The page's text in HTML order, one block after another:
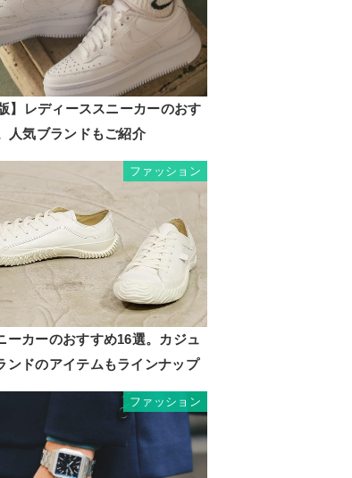
】レディーススニーカーのおす
人気ブランドもご紹介
ファッション
ーカーのおすすめ16選。カジュ
ンドのアイテムもラインナップ
ファッション